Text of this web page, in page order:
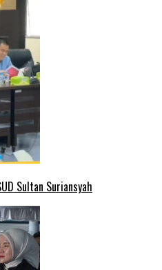
Sultan Suriansyah